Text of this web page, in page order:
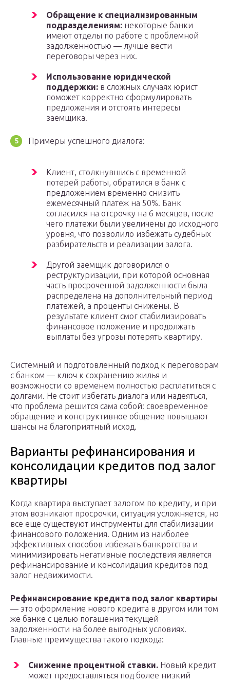
Обращение к специализированным
подразделениям: некоторые банки
имеют отделы по работе с проблемной
задолженностью — лучше вести
переговоры через них.
Использование юридической
поддержки: в сложных случаях юрист
поможет корректно сформулировать
предложения и отстоять интересы
заемщика.
Примеры успешного диалога:
Клиент, столкнувшись с временной
потерей работы, обратился в банк с
предложением временно снизить
ежемесячный платеж на 50%. Банк
согласился на отсрочку на 6 месяцев, после
чего платежи были увеличены до исходного
уровня, что позволило избежать судебных
разбирательств и реализации залога.
Другой заемщик договорился о
реструктуризации, при которой основная
часть просроченной задолженности была
распределена на дополнительный период
платежей, а проценты снижены. В
результате клиент смог стабилизировать
финансовое положение и продолжать
выплаты без угрозы потерять квартиру.
Системный и подготовленный подход к переговорам
с банком — ключ к сохранению жилья и
возможности со временем полностью расплатиться с
долгами. Не стоит избегать диалога или надеяться,
что проблема решится сама собой: своевременное
обращение и конструктивное общение повышают
шансы на благоприятный исход.
Варианты рефинансирования и
консолидации кредитов под залог
квартиры
Когда квартира выступает залогом по кредиту, и при
этом возникают просрочки, ситуация усложняется, но
все еще существуют инструменты для стабилизации
финансового положения. Одним из наиболее
эффективных способов избежать банкротства и
минимизировать негативные последствия является
рефинансирование и консолидация кредитов под
залог недвижимости.
Рефинансирование кредита под залог квартиры
— это оформление нового кредита в другом или том
же банке с целью погашения текущей
задолженности на более выгодных условиях.
Главные преимущества такого подхода:
Снижение процентной ставки. Новый кредит
может предоставляться под более низкий